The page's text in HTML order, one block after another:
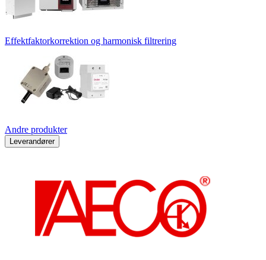
Effektfaktorkorrektion og harmonisk filtrering
Andre produkter
Leverandører